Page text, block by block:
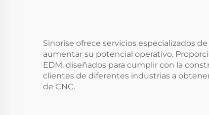
Sinorise ofrece servicios especializados
aumentar su potencial operativo.
EDM, diseñados para cumplir con la
clientes de diferentes industrias a
de CNC.